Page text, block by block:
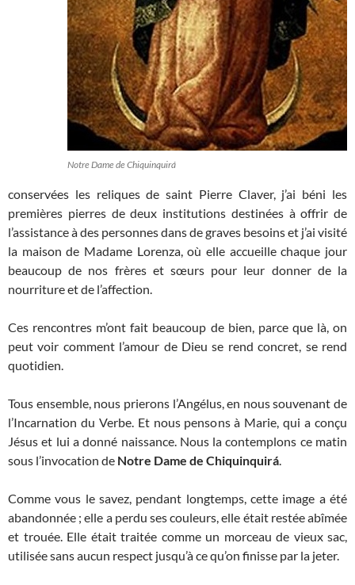
Notre Dame de Chiquinquirá
conservées les reliques de saint Pierre Claver, j’ai béni les
premières pierres de deux institutions destinées à offrir de
l’assistance à des personnes dans de graves besoins et j’ai visité
la maison de Madame Lorenza, où elle accueille chaque jour
beaucoup de nos frères et sœurs pour leur donner de la
nourriture et de l’affection.
Ces rencontres m’ont fait beaucoup de bien, parce que là, on
peut voir comment l’amour de Dieu se rend concret, se rend
quotidien.
Tous ensemble, nous prierons l’Angélus, en nous souvenant de
l’Incarnation du Verbe. Et nous pensons à Marie, qui a conçu
Jésus et lui a donné naissance. Nous la contemplons ce matin
sous l’invocation de Notre Dame de Chiquinquirá.
Comme vous le savez, pendant longtemps, cette image a été
abandonnée ; elle a perdu ses couleurs, elle était restée abîmée
et trouée. Elle était traitée comme un morceau de vieux sac,
utilisée sans aucun respect jusqu’à ce qu’on finisse par la jeter.